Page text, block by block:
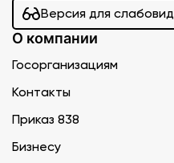
Версия для
О компании
Госорганизациям
Контакты
Приказ 838
Бизнесу